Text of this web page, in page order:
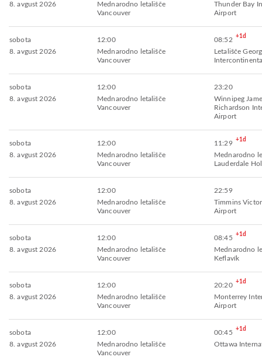
8. avgust 2026
Mednarodno letališče
Vancouver
Thunder Bay
Airport
sobota
8. avgust 2026
12:00
Mednarodno letališče
Vancouver
08:52 +1d
Letališče
sobota
8. avgust 2026
12:00
Mednarodno letališče
Vancouver
23:20
Winnipeg
Richardson
Airport
sobota
8. avgust 2026
12:00
Mednarodno letališče
Vancouver
11:29 +1d
Mednarodno
Lauderdale
sobota
8. avgust 2026
12:00
Mednarodno letališče
Vancouver
22:59
Timmins
Airport
sobota
8. avgust 2026
12:00
Mednarodno letališče
Vancouver
08:45 +1d
Mednarodno
Keflavík
sobota
8. avgust 2026
12:00
Mednarodno letališče
Vancouver
20:20 +1d
Monterrey
Airport
sobota
8. avgust 2026
12:00
Mednarodno letališče
Vancouver
00:45 +1d
Ottawa